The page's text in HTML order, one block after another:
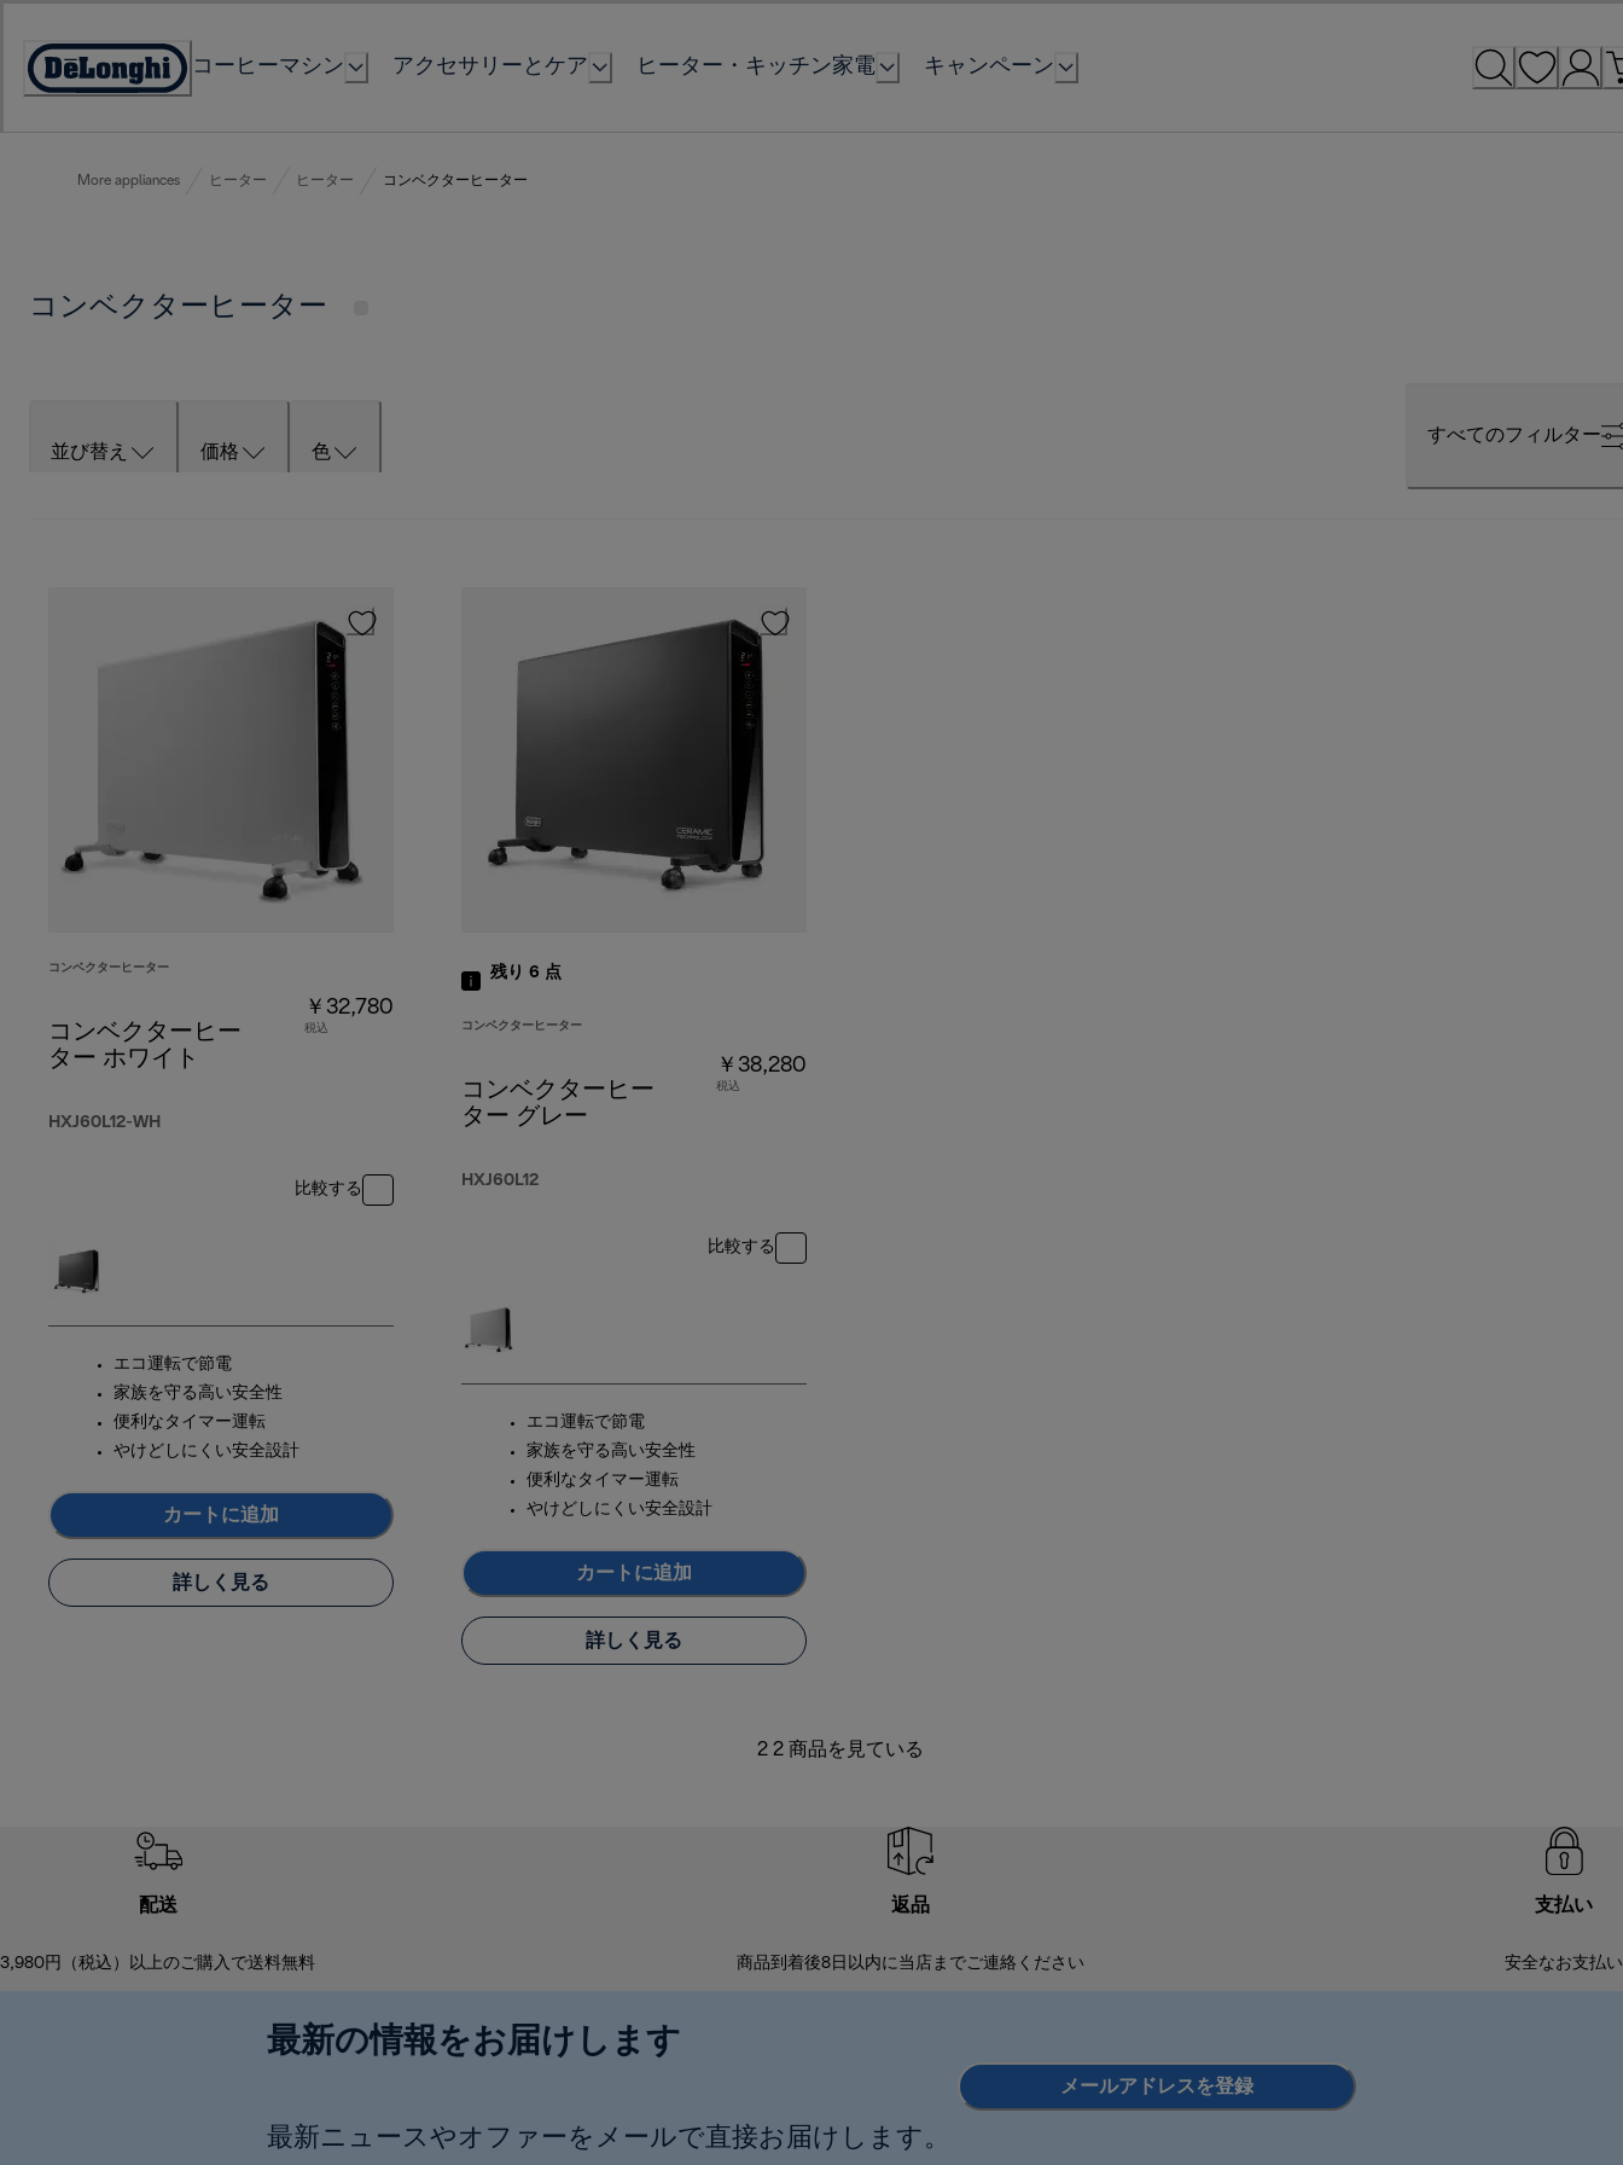
Content
Accessibility
コーヒーマシン アクセサリーとケア ヒーター・キッチン家電 キャンペーン
More appliances ヒーター ヒーター コンベクターヒーター
コンベクターヒーター
並び替え 価格 色
すべてのフィルター
コンベクターヒーター
コンベクターヒー
ター ホワイト
HXJ60L12-WH
￥32,780
税込
比較する
エコ運転で節電
家族を守る高い安全性
便利なタイマー運転
やけどしにくい安全設計
カートに追加
詳しく見る
残り 6 点
コンベクターヒーター
コンベクターヒー
ター グレー
HXJ60L12
￥38,280
税込
比較する
エコ運転で節電
家族を守る高い安全性
便利なタイマー運転
やけどしにくい安全設計
カートに追加
詳しく見る
2 2 商品を見ている
配送
3,980円（税込）以上のご購入で送料無料
返品
商品到着後8日以内に当店までご連絡ください
支払い
安全なお支払い
最新の情報をお届けします
最新ニュースやオファーをメールで直接お届けします。
メールアドレスを登録